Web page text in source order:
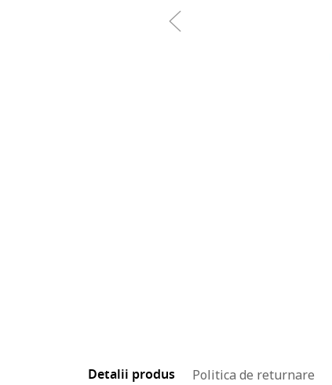
Detalii produs Politica de returnare